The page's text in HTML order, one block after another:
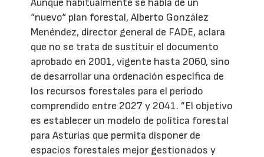
“nuevo“ plan forestal, Alberto González
Menéndez, director general de FADE, aclara
que no se trata de sustituir el documento
aprobado en 2001, vigente hasta 2060, sino
de desarrollar una ordenación específica de
los recursos forestales para el periodo
comprendido entre 2027 y 2041. ”El objetivo
es establecer un modelo de política forestal
para Asturias que permita disponer de
espacios forestales mejor gestionados y